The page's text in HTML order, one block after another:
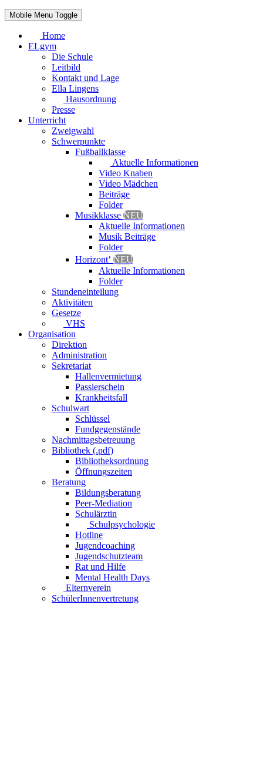
Mobile Menu Toggle
Home
ELgym
Die Schule
Leitbild
Kontakt und Lage
Ella Lingens
Hausordnung
Presse
Unterricht
Zweigwahl
Schwerpunkte
Fußballklasse
Aktuelle Informationen
Video Knaben
Video Mädchen
Beiträge
Folder
Musikklasse NEU
Aktuelle Informationen
Musik Beiträge
Folder
Horizont⁺ NEU
Aktuelle Informationen
Folder
Stundeneinteilung
Aktivitäten
Gesetze
VHS
Organisation
Direktion
Administration
Sekretariat
Hallenvermietung
Passierschein
Krankheitsfall
Schulwart
Schlüssel
Fundgegenstände
Nachmittagsbetreuung
Bibliothek (.pdf)
Bibliotheksordnung
Öffnungszeiten
Beratung
Bildungsberatung
Peer-Mediation
Schulärztin
Schulpsychologie
Hotline
Jugendcoaching
Jugendschutzteam
Rat und Hilfe
Mental Health Days
Elternverein
SchülerInnenvertretung